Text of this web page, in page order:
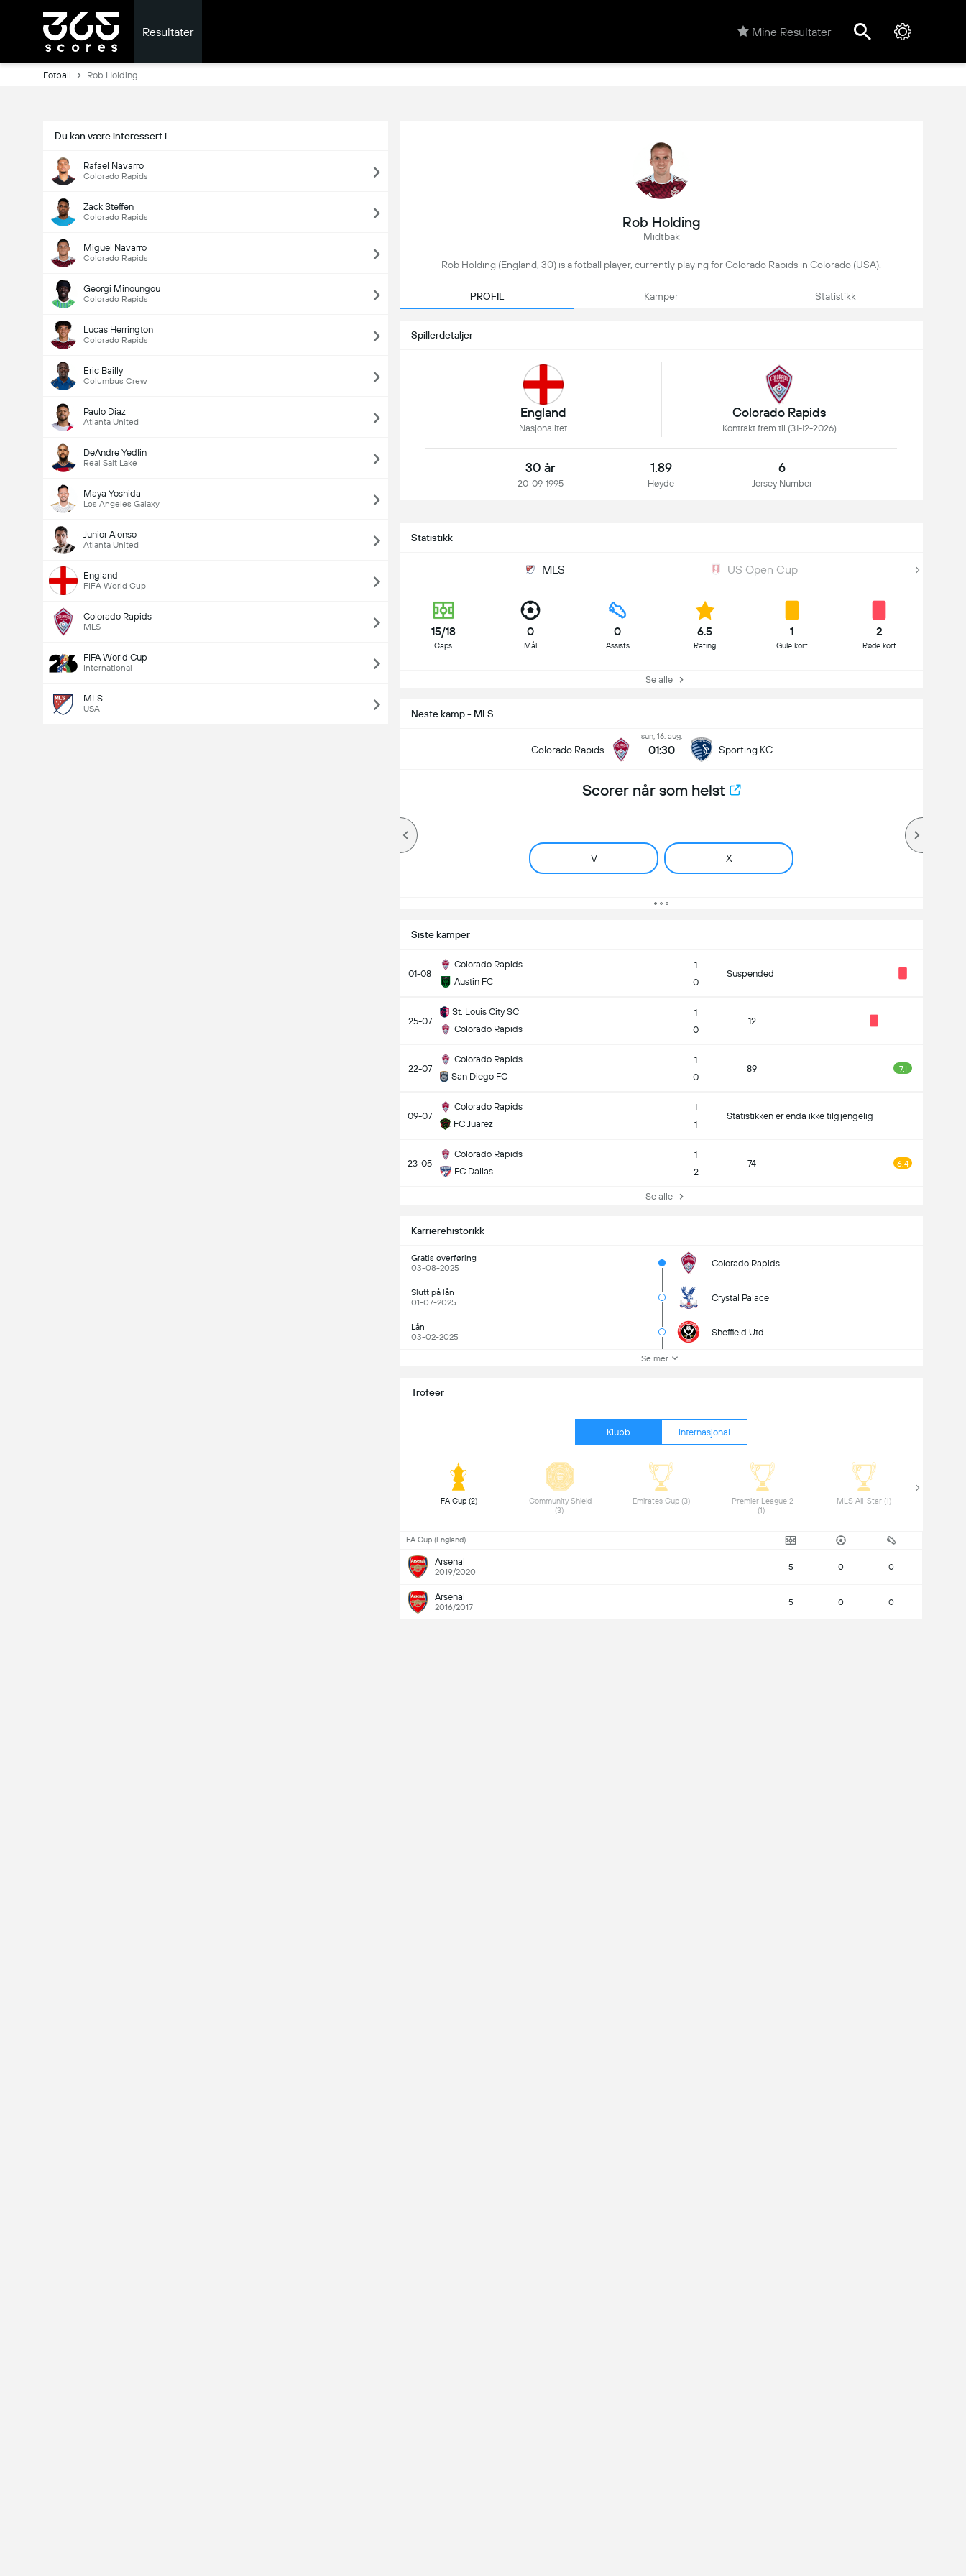
Resultater Mine Resultater
Fotball Rob Holding
Du kan være interessert i
Rafael Navarro
Colorado Rapids
Zack Steffen
Colorado Rapids
Miguel Navarro
Colorado Rapids
Georgi Minoungou
Colorado Rapids
Lucas Herrington
Colorado Rapids
Eric Bailly
Columbus Crew
Paulo Diaz
Atlanta United
DeAndre Yedlin
Real Salt Lake
Maya Yoshida
Los Angeles Galaxy
Junior Alonso
Atlanta United
England
FIFA World Cup
Colorado Rapids
MLS
FIFA World Cup
International
MLS
USA
Rob Holding
Midtbak
Rob Holding (England, 30) is a fotball player, currently playing for Colorado Rapids in Colorado (USA).
PROFIL Kamper Statistikk
Spillerdetaljer
England
Nasjonalitet
Colorado Rapids
Kontrakt frem til (31-12-2026)
30 år
20-09-1995
1.89
Høyde
6
Jersey Number
Statistikk
MLS US Open Cup
15/18
Caps
0
Mål
0
Assists
6.5
Rating
1
Gule kort
2
Røde kort
Se alle
Neste kamp - MLS
Colorado Rapids
sun, 16. aug.
01:30 Sporting KC
Scorer når som helst
V X
Siste kamper
01-08
Colorado Rapids
Austin FC
1
0
Suspended
25-07
St. Louis City SC
Colorado Rapids
1
0
12
22-07
Colorado Rapids
San Diego FC
1
0
89 7.1
09-07
Colorado Rapids
FC Juarez
1
1
Statistikken er enda ikke tilgjengelig
23-05
Colorado Rapids
FC Dallas
1
2
74 6.4
Se alle
Karrierehistorikk
Gratis overføring
03-08-2025
Colorado Rapids
Slutt på lån
01-07-2025
Crystal Palace
Lån
03-02-2025
Sheffield Utd
Se mer
Trofeer
Klubb Internasjonal
FA Cup (2)
Community Shield
(3)
Premier League 2
MLS All-Star (1)
FA Cup (England)
Arsenal
2019/2020 5 0 0
Arsenal
2016/2017 5 0 0